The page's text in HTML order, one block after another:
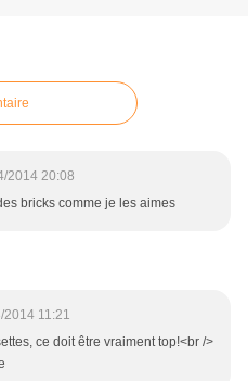
2014 20:08
bricks comme je les aimes
2014 11:21
ce doit être vraiment top!<br />